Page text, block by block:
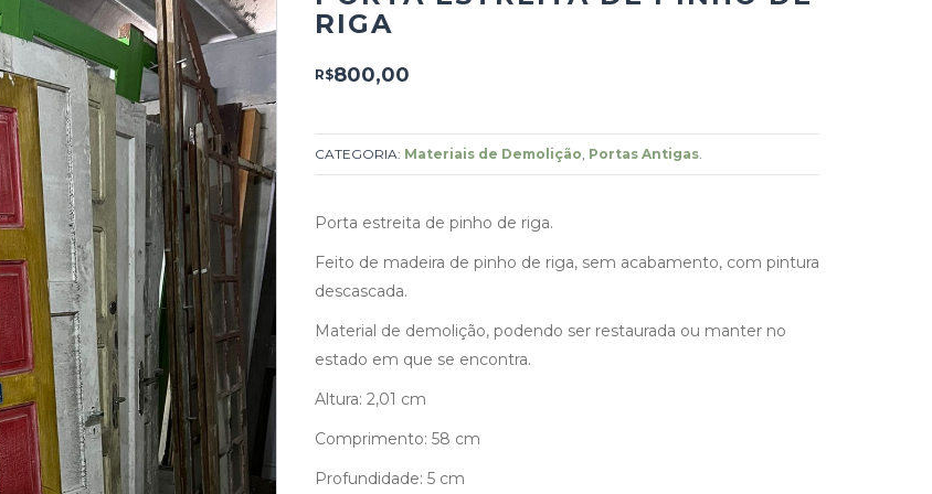
RIGA
R$800,00
CATEGORIA: Materiais de Demolição, Portas Antigas.
Porta estreita de pinho de riga.
Feito de madeira de pinho de riga, sem acabamento, com pintura
descascada.
Material de demolição, podendo ser restaurada ou manter no
estado em que se encontra.
Altura: 2,01 cm
Comprimento: 58 cm
Profundidade: 5 cm